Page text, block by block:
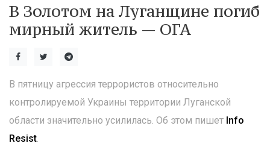
В Золотом на Луганщине погиб
мирный житель — ОГА
В пятницу агрессия террористов относительно
контролируемой Украины территории Луганской
области значительно усилилась. Об этом пишет Info
Resist.